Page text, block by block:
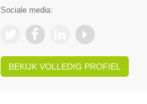
Sociale media:
BEKIJK VOLLEDIG PROFIEL